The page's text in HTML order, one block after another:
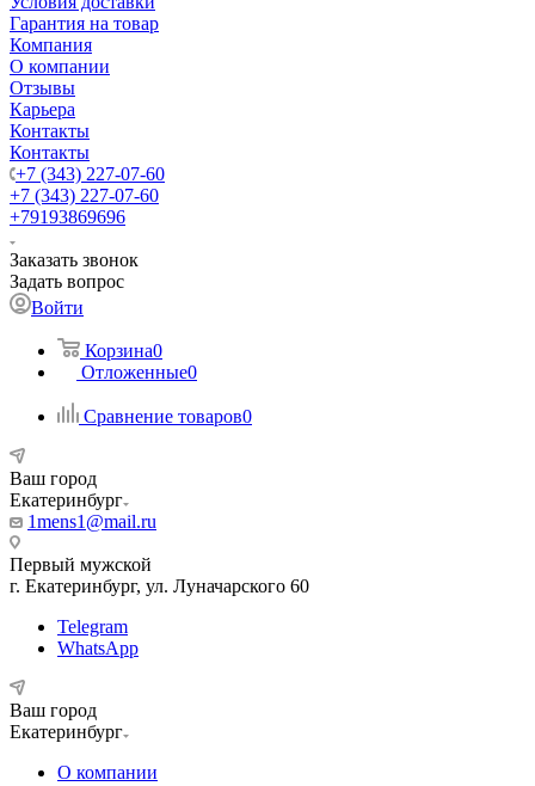
Гарантия на товар
Компания
О компании
Отзывы
Карьера
Контакты
Контакты
+7 (343) 227-07-60
+7 (343) 227-07-60
+79193869696
Заказать звонок
Задать вопрос
Войти
Корзина0
Отложенные0
Сравнение товаров0
Ваш город
Екатеринбург
1mens1@mail.ru
Первый мужской
г. Екатеринбург, ул. Луначарского 60
Telegram
WhatsApp
Ваш город
Екатеринбург
О компании